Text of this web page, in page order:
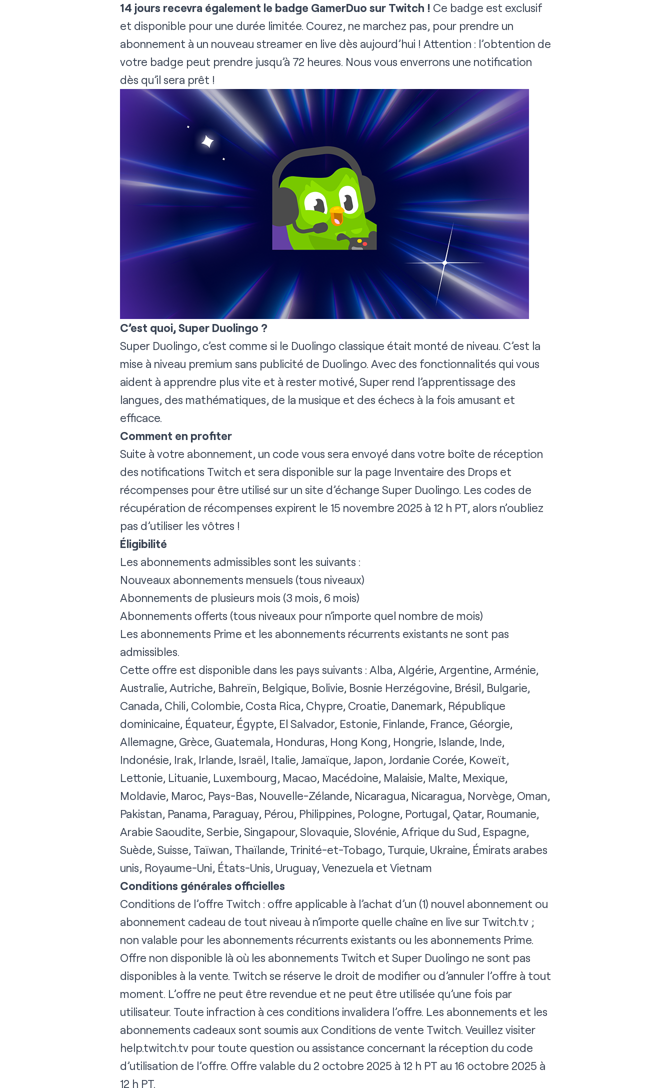
14 jours recevra également le badge GamerDuo sur Twitch ! Ce badge est exclusif
et disponible pour une durée limitée. Courez, ne marchez pas, pour prendre un
abonnement à un nouveau streamer en live dès aujourd’hui ! Attention : l’obtention de
votre badge peut prendre jusqu’à 72 heures. Nous vous enverrons une notification
dès qu’il sera prêt !
C’est quoi, Super Duolingo ?
Super Duolingo, c’est comme si le Duolingo classique était monté de niveau. C’est la
mise à niveau premium sans publicité de Duolingo. Avec des fonctionnalités qui vous
aident à apprendre plus vite et à rester motivé, Super rend l’apprentissage des
langues, des mathématiques, de la musique et des échecs à la fois amusant et
efficace.
Comment en profiter
Suite à votre abonnement, un code vous sera envoyé dans votre boîte de réception
des notifications Twitch et sera disponible sur la page Inventaire des Drops et
récompenses pour être utilisé sur un site d’échange Super Duolingo. Les codes de
récupération de récompenses expirent le 15 novembre 2025 à 12 h PT, alors n’oubliez
pas d’utiliser les vôtres !
Éligibilité
Les abonnements admissibles sont les suivants :
Nouveaux abonnements mensuels (tous niveaux)
Abonnements de plusieurs mois (3 mois, 6 mois)
Abonnements offerts (tous niveaux pour n’importe quel nombre de mois)
Les abonnements Prime et les abonnements récurrents existants ne sont pas
admissibles.
Cette offre est disponible dans les pays suivants : Alba, Algérie, Argentine, Arménie,
Australie, Autriche, Bahreïn, Belgique, Bolivie, Bosnie Herzégovine, Brésil, Bulgarie,
Canada, Chili, Colombie, Costa Rica, Chypre, Croatie, Danemark, République
dominicaine, Équateur, Égypte, El Salvador, Estonie, Finlande, France, Géorgie,
Allemagne, Grèce, Guatemala, Honduras, Hong Kong, Hongrie, Islande, Inde,
Indonésie, Irak, Irlande, Israël, Italie, Jamaïque, Japon, Jordanie Corée, Koweït,
Lettonie, Lituanie, Luxembourg, Macao, Macédoine, Malaisie, Malte, Mexique,
Moldavie, Maroc, Pays-Bas, Nouvelle-Zélande, Nicaragua, Nicaragua, Norvège, Oman,
Pakistan, Panama, Paraguay, Pérou, Philippines, Pologne, Portugal, Qatar, Roumanie,
Arabie Saoudite, Serbie, Singapour, Slovaquie, Slovénie, Afrique du Sud, Espagne,
Suède, Suisse, Taïwan, Thaïlande, Trinité-et-Tobago, Turquie, Ukraine, Émirats arabes
unis, Royaume-Uni, États-Unis, Uruguay, Venezuela et Vietnam
Conditions générales officielles
Conditions de l’offre Twitch : offre applicable à l’achat d’un (1) nouvel abonnement ou
abonnement cadeau de tout niveau à n’importe quelle chaîne en live sur Twitch.tv ;
non valable pour les abonnements récurrents existants ou les abonnements Prime.
Offre non disponible là où les abonnements Twitch et Super Duolingo ne sont pas
disponibles à la vente. Twitch se réserve le droit de modifier ou d’annuler l’offre à tout
moment. L’offre ne peut être revendue et ne peut être utilisée qu’une fois par
utilisateur. Toute infraction à ces conditions invalidera l’offre. Les abonnements et les
abonnements cadeaux sont soumis aux Conditions de vente Twitch. Veuillez visiter
help.twitch.tv pour toute question ou assistance concernant la réception du code
d’utilisation de l’offre. Offre valable du 2 octobre 2025 à 12 h PT au 16 octobre 2025 à
12 h PT.